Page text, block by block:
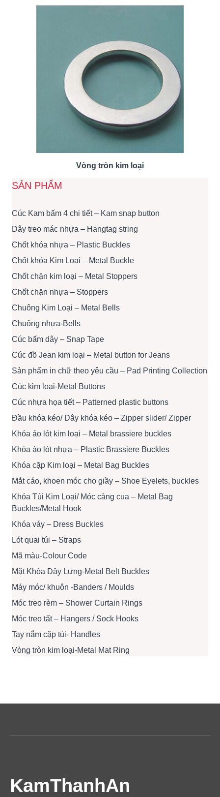
Vòng tròn kim loại
SẢN PHẨM
Cúc Kam bấm 4 chi tiết – Kam snap button
Dây treo mác nhựa – Hangtag string
Chốt khóa nhựa – Plastic Buckles
Chốt khóa Kim Loại – Metal Buckle
Chốt chặn kim loại – Metal Stoppers
Chốt chặn nhựa – Stoppers
Chuông Kim Loại – Metal Bells
Chuông nhựa-Bells
Cúc bấm dây – Snap Tape
Cúc đồ Jean kim loại – Metal button for Jeans
Sản phẩm in chữ theo yêu cầu – Pad Printing Collection
Cúc kim loại-Metal Buttons
Cúc nhựa họa tiết – Patterned plastic buttons
Đầu khóa kéo/ Dây khóa kéo – Zipper slider/ Zipper
Khóa áo lót kim loại – Metal brassiere buckles
Khóa áo lót nhựa – Plastic Brassiere Buckles
Khóa cặp Kim loại – Metal Bag Buckles
Mắt cáo, khoen móc cho giầy – Shoe Eyelets, buckles
Khóa Túi Kim Loại/ Móc càng cua – Metal Bag
Buckles/Metal Hook
Khóa váy – Dress Buckles
Lót quai túi – Straps
Mã màu-Colour Code
Mặt Khóa Dây Lưng-Metal Belt Buckles
Máy móc/ khuôn -Banders / Moulds
Móc treo rèm – Shower Curtain Rings
Móc treo tất – Hangers / Sock Hooks
Tay nắm cặp túi- Handles
Vòng tròn kim loại-Metal Mat Ring
KamThanhAn